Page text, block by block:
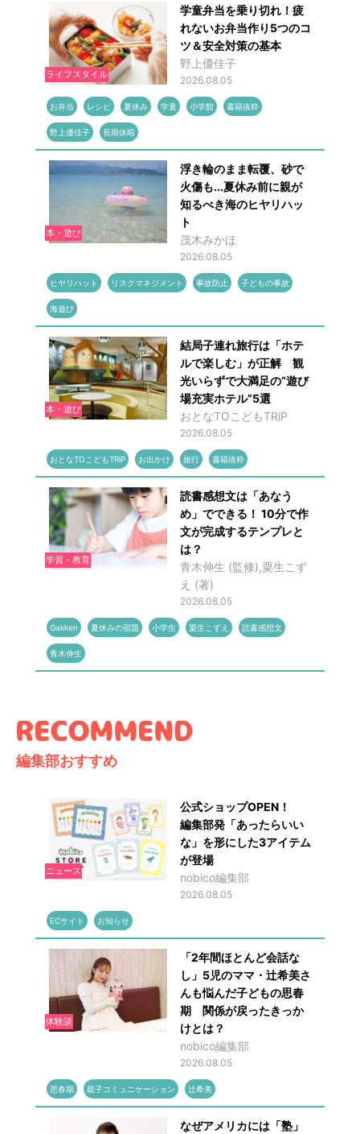
ライフスタイル
学童弁当を乗り切れ！疲
れないお弁当作り5つのコ
ツ＆安全対策の基本
野上優佳子
2026.08.05
お弁当 レシピ 夏休み 学童 小学館 書籍抜粋
野上優佳子 長期休暇
本・遊び
浮き輪のまま転覆、砂で
火傷も...夏休み前に親が
知るべき海のヒヤリハッ
ト
茂木みかほ
2026.08.05
ヒヤリハット リスクマネジメント 事故防止 子どもの事故
海遊び
本・遊び
結局子連れ旅行は「ホテ
ルで楽しむ」が正解 観
光いらずで大満足の“遊び
場充実ホテル”5選
おとなTOこどもTRiP
2026.08.05
おとなTOこどもTRiP お出かけ 旅行 書籍抜粋
学習・教育
読書感想文は「あなう
め」でできる！ 10分で作
文が完成するテンプレと
は？
青木伸生 (監修),粟生こず
え (著)
2026.08.05
Gakken 夏休みの宿題 小学生 粟生こずえ 読書感想文
青木伸生
編集部おすすめ
ニュース
公式ショップOPEN！
編集部発「あったらいい
な」を形にした3アイテム
が登場
nobico編集部
2026.08.05
ECサイト お知らせ
体験談
「2年間ほとんど会話な
し」5児のママ・辻希美さ
んも悩んだ子どもの思春
期 関係が戻ったきっか
けとは？
nobico編集部
2026.08.05
思春期 親子コミュニケーション 辻希美
なぜアメリカには「塾」